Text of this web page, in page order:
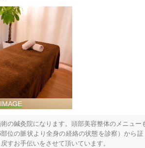
の鍼灸院になります。頭部美容整体のメニュー
位の脈状より全身の経絡の状態を診察）から
すお手伝いをさせて頂いています。